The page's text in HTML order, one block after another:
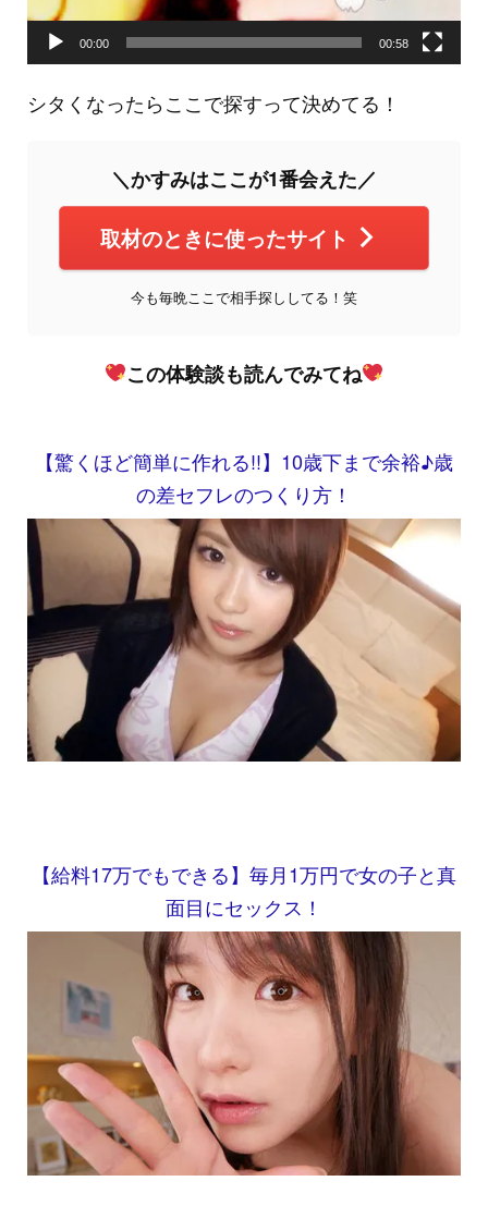
00:00 00:58
シタくなったらここで探すって決めてる！
＼かすみはここが1番会えた／
取材のときに使ったサイト
今も毎晩ここで相手探ししてる！笑
この体験談も読んでみてね
【驚くほど簡単に作れる!!】10歳下まで余裕♪歳
の差セフレのつくり方！
【給料17万でもできる】毎月1万円で女の子と真
面目にセックス！